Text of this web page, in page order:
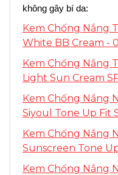
không gây bí da:
Kem Chống Nắng
White BB Cream -
Kem Chống Nắng
Light Sun Cream
Kem Chống Nắng
Siyoul Tone Up Fit
Kem Chống Nắng
Sunscreen Tone
Kem Chống Nắng